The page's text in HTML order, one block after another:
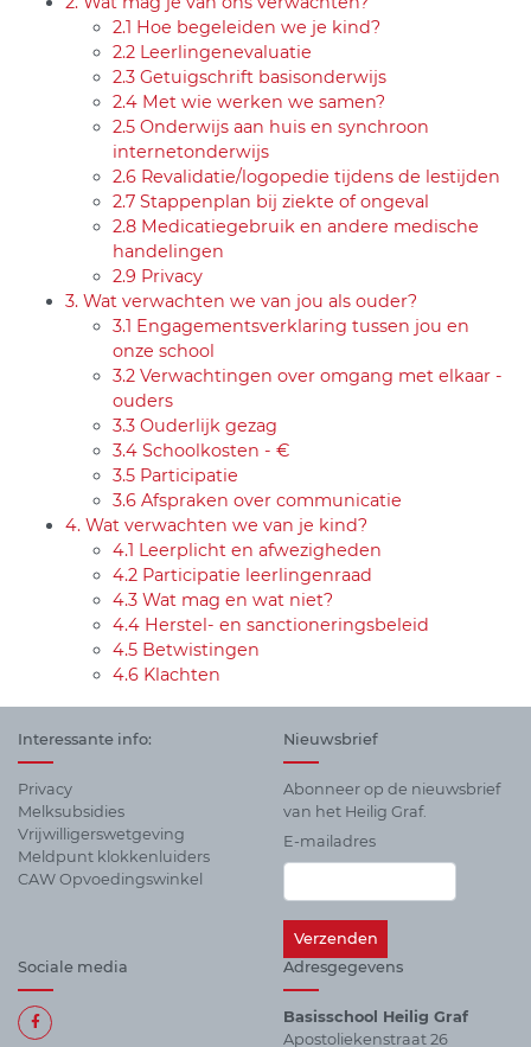
2.1 Hoe begeleiden we je kind?
2.2 Leerlingenevaluatie
2.3 Getuigschrift basisonderwijs
2.4 Met wie werken we samen?
2.5 Onderwijs aan huis en synchroon
internetonderwijs
2.6 Revalidatie/logopedie tijdens de lestijden
2.7 Stappenplan bij ziekte of ongeval
2.8 Medicatiegebruik en andere medische
handelingen
2.9 Privacy
3. Wat verwachten we van jou als ouder?
3.1 Engagementsverklaring tussen jou en
onze school
3.2 Verwachtingen over omgang met elkaar -
ouders
3.3 Ouderlijk gezag
3.4 Schoolkosten - €
3.5 Participatie
3.6 Afspraken over communicatie
4. Wat verwachten we van je kind?
4.1 Leerplicht en afwezigheden
4.2 Participatie leerlingenraad
4.3 Wat mag en wat niet?
4.4 Herstel- en sanctioneringsbeleid
4.5 Betwistingen
4.6 Klachten
Interessante info:
Privacy
Melksubsidies
Vrijwilligerswetgeving
Meldpunt klokkenluiders
CAW Opvoedingswinkel
Nieuwsbrief
Abonneer op de nieuwsbrief
van het Heilig Graf.
E-mailadres
Sociale media Adresgegevens
Basisschool Heilig Graf
Apostoliekenstraat 26